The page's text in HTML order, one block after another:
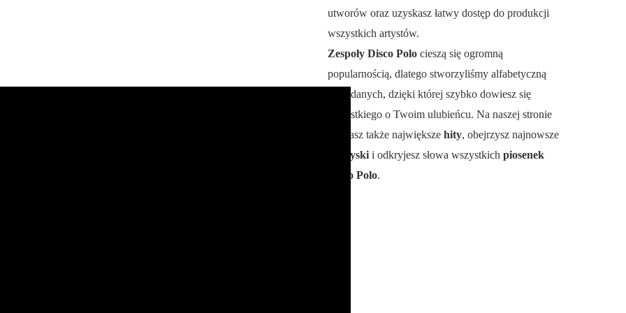
utworów oraz uzyskasz łatwy dostęp do produkcji
wszystkich artystów.
Zespoły Disco Polo cieszą się ogromną
popularnością, dlatego stworzyliśmy alfabetyczną
bazę danych, dzięki której szybko dowiesz się
wszystkiego o Twoim ulubieńcu. Na naszej stronie
poznasz także największe hity, obejrzysz najnowsze
teledyski i odkryjesz słowa wszystkich piosenek
Disco Polo.